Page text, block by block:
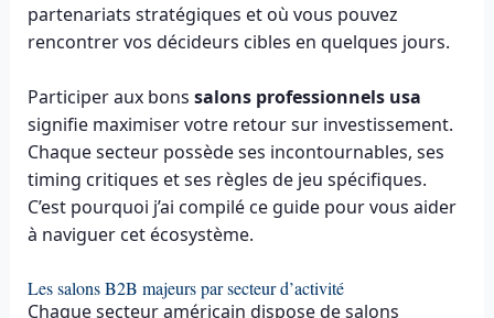
partenariats stratégiques et où vous pouvez
rencontrer vos décideurs cibles en quelques jours.
Participer aux bons salons professionnels usa
signifie maximiser votre retour sur investissement.
Chaque secteur possède ses incontournables, ses
timing critiques et ses règles de jeu spécifiques.
C’est pourquoi j’ai compilé ce guide pour vous aider
à naviguer cet écosystème.
Les salons B2B majeurs par secteur d’activité
Chaque secteur américain dispose de salons